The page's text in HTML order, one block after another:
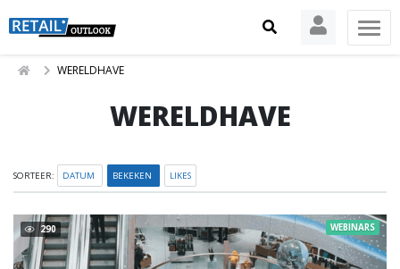
WERELDHAVE
WERELDHAVE
SORTEER: DATUM BEKEKEN LIKES
290 WEBINARS